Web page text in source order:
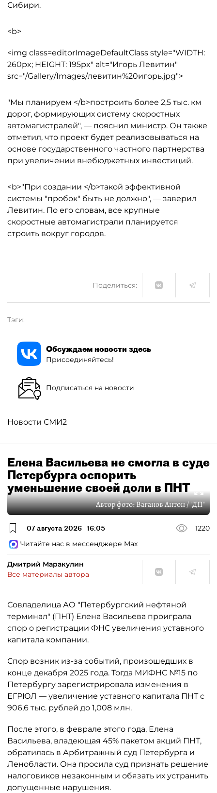
Сибири.
<b>
<img class=editorImageDefaultClass style="WIDTH:
260px; HEIGHT: 195px" alt="Игорь Левитин"
src="/Gallery/Images/левитин%20игорь.jpg">
"Мы планируем </b>построить более 2,5 тыс. км
дорог, формирующих систему скоростных
автомагистралей", — пояснил министр. Он также
отметил, что проект будет реализовываться на
основе государственного частного партнерства
при увеличении внебюджетных инвестиций.
<b>"При создании </b>такой эффективной
системы "пробок" быть не должно", — заверил
Левитин. По его словам, все крупные
скоростные автомагистрали планируется
строить вокруг городов.
Поделиться:
Тэги:
Обсуждаем новости здесь
Присоединяйтесь!
Подписаться на новости
Новости СМИ2
Елена Васильева не смогла в суде
Петербурга оспорить
уменьшение своей доли в ПНТ
Автор фото:Ваганов Антон / "ДП"
07 августа 2026 16:05
1220
Читайте нас в мессенджере Max
Дмитрий Маракулин
Все материалы автора
Совладелица АО "Петербургский нефтяной
терминал" (ПНТ) Елена Васильева проиграла
спор о регистрации ФНС увеличения уставного
капитала компании.
Спор возник из-за событий, произошедших в
конце декабря 2025 года. Тогда МИФНС №15 по
Петербургу зарегистрировала изменения в
ЕГРЮЛ — увеличение уставного капитала ПНТ с
906,6 тыс. рублей до 1,008 млн.
После этого, в феврале этого года, Елена
Васильева, владеющая 45% пакетом акций ПНТ,
обратилась в Арбитражный суд Петербурга и
Ленобласти. Она просила суд признать решение
налоговиков незаконным и обязать их устранить
допущенные нарушения.